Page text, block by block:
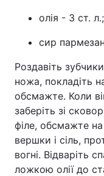
олія - 3 ст. л.;
сир
Роздавіть
ножа, покладіть
обсмажте. Коли
заберіть зі
філе, обсмажте на
вершки і сіль,
вогні. Відваріть
ложкою олії до